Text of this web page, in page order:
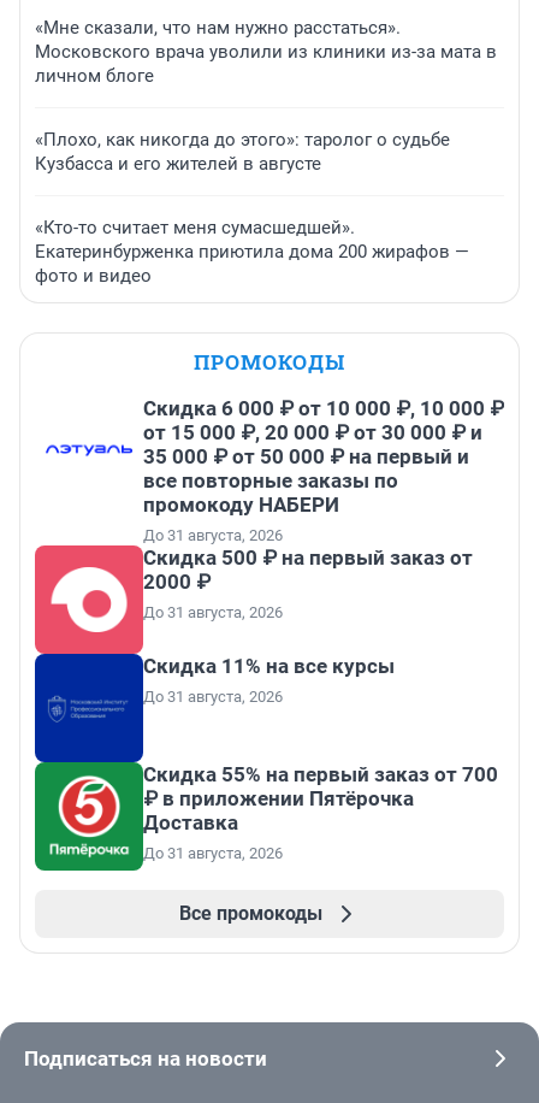
«Мне сказали, что нам нужно расстаться».
Московского врача уволили из клиники из-за мата в
личном блоге
«Плохо, как никогда до этого»: таролог о судьбе
Кузбасса и его жителей в августе
«Кто-то считает меня сумасшедшей».
Екатеринбурженка приютила дома 200 жирафов —
фото и видео
ПРОМОКОДЫ
Скидка 6 000 ₽ от 10 000 ₽, 10 000 ₽
от 15 000 ₽, 20 000 ₽ от 30 000 ₽ и
35 000 ₽ от 50 000 ₽ на первый и
все повторные заказы по
промокоду НАБЕРИ
До 31 августа, 2026
Скидка 500 ₽ на первый заказ от
2000 ₽
До 31 августа, 2026
Скидка 11% на все курсы
До 31 августа, 2026
Скидка 55% на первый заказ от 700
₽ в приложении Пятёрочка
Доставка
До 31 августа, 2026
Все промокоды
Подписаться на новости